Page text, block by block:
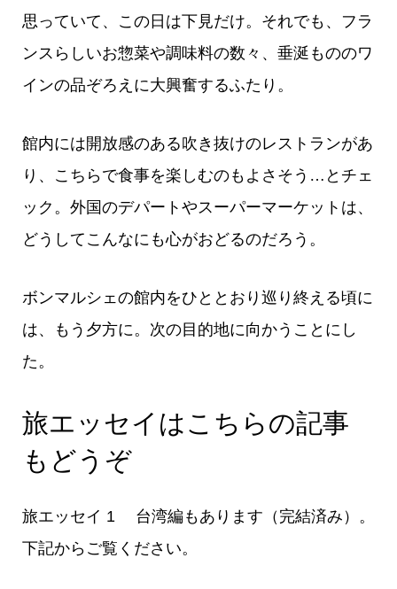
思っていて、この日は下見だけ。それでも、フラ
ンスらしいお惣菜や調味料の数々、垂涎もののワ
インの品ぞろえに大興奮するふたり。
館内には開放感のある吹き抜けのレストランがあ
り、こちらで食事を楽しむのもよさそう…とチェ
ック。外国のデパートやスーパーマーケットは、
どうしてこんなにも心がおどるのだろう。
ボンマルシェの館内をひととおり巡り終える頃に
は、もう夕方に。次の目的地に向かうことにし
た。
旅エッセイはこちらの記事
もどうぞ
旅エッセイ 1 台湾編もあります（完結済み）。
下記からご覧ください。